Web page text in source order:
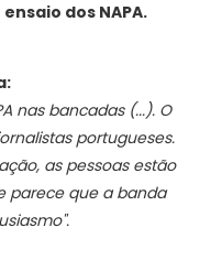
dos NAPA.
nas bancadas (...). O
portugueses.
as pessoas estão
parece que a banda